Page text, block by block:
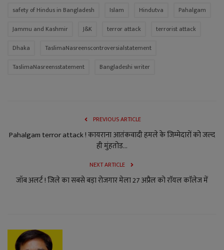
safety of Hindus in Bangladesh Islam Hindutva
Pahalgam
Jammu and Kashmir
J&K terror attack
terrorist attack
Dhaka
TaslimaNasreenscontroversialstatement
TaslimaNasreensstatement
Bangladeshi writer
PREVIOUS ARTICLE
Pahalgam terror attack ! कायराना आतंकवादी हमले के जिम्मेदारों को जल्द
ही मुंहतोड...
NEXT ARTICLE
जॉब अलर्ट ! जिले का सबसे बड़ा रोजगार मेला 27 अप्रैल को राॅयल काॅलेज में